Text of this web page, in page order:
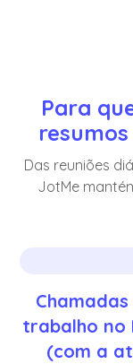
Para
Das reuniões
JotMe
trabalho no
(com a